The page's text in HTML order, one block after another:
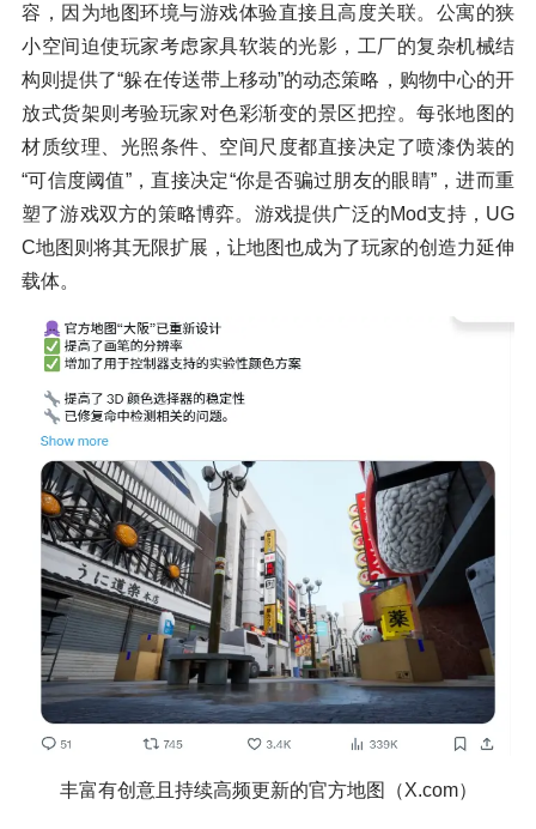
容，因为地图环境与游戏体验直接且高度关联。公寓的狭
小空间迫使玩家考虑家具软装的光影，工厂的复杂机械结
构则提供了“躲在传送带上移动”的动态策略，购物中心的开
放式货架则考验玩家对色彩渐变的景区把控。每张地图的
材质纹理、光照条件、空间尺度都直接决定了喷漆伪装的
“可信度阈值”，直接决定“你是否骗过朋友的眼睛”，进而重
塑了游戏双方的策略博弈。游戏提供广泛的Mod支持，UG
C地图则将其无限扩展，让地图也成为了玩家的创造力延伸
载体。
丰富有创意且持续高频更新的官方地图（X.com）